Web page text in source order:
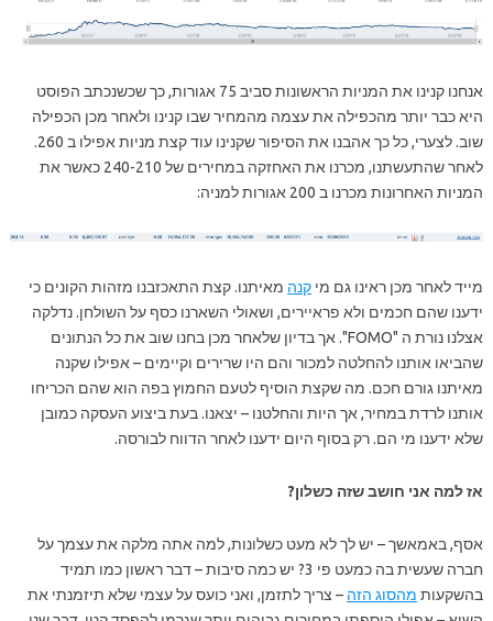
אנחנו קנינו את המניות הראשונות סביב 75 אגורות, כך שכשנכתב הפוסט
היא כבר יותר מהכפילה את עצמה מהמחיר שבו קנינו ולאחר מכן הכפילה
שוב. לצערי, כל כך אהבנו את הסיפור שקנינו עוד קצת מניות אפילו ב 260.
לאחר שהתעשתנו, מכרנו את האחזקה במחירים של 240-210 כאשר את
המניות האחרונות מכרנו ב 200 אגורות למניה:
מייד לאחר מכן ראינו גם מיקנהמאיתנו. קצת התאכזבנו מזהות הקונים כי
ידענו שהם חכמים ולא פראיירים, ושאולי השארנו כסף על השולחן. נדלקה
אצלנו נורת ה "FOMO". אך בדיון שלאחר מכן בחנו שוב את כל הנתונים
שהביאו אותנו להחלטה למכור והם היו שרירים וקיימים – אפילו שקנה
מאיתנו גורם חכם. מה שקצת הוסיף לטעם החמוץ בפה הוא שהם הכריחו
אותנו לרדת במחיר, אך היות והחלטנו – יצאנו. בעת ביצוע העסקה כמובן
שלא ידענו מי הם. רק בסוף היום ידענו לאחר הדווח לבורסה.
אז למה אני חושב שזה כשלון?
אסף, באמאשך – יש לך לא מעט כשלונות, למה אתה מלקה את עצמך על
חברה שעשית בה כמעט פי 3? יש כמה סיבות – דבר ראשון כמו תמיד
בהשקעותמהסוג הזה– צריך לתזמן, ואני כועס על עצמי שלא תיזמנתי את